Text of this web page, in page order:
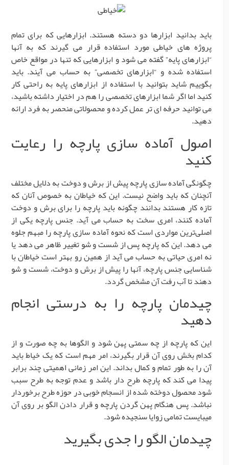
باید بدانید ابزارها دو دسته هستند. ابزارهایی که برای تمام
پروژه های خیاطی مورد استفاده قرار می گیرند که به آنها
“ابزارهای پایه” گفته می شود و ابزارهایی که تنها در مواقع خاص
استفاده شده و “ابزارهای تخصصی” به حساب می آیند. باید
بگوییم شاید بتوانید با استفاده از ابزارهای پایه به راحتی کار
کنید اما اگر شما ابزارهای تخصصی را هم در اختیار داشته باشید،
می توانید حرفه ای تر عمل کرده و محصولاتی منحصر به فرد ارائه
دهید.
اصول آماده سازی پارچه را رعایت
کنید
چگونگی آماده سازی پارچه پیش از برش و دوخت به دلایل مختلف
آنچنان که باید واضح نیست. این که خیاطان به خصوص آنان که
تازه کار هستند بدانند چگونه باید پارچه را برای برش و دوخت
آماده کنند، امری سخت به حساب می آید. جنس پارچه یکی از
اصلی‌ترین مواردی است که نحوه آماده سازی پارچه را مبهم جلوه
می دهد. این که پارچه پس از شست و شو تغییر ظاهر می دهد یا
نه امری حیاتی به حساب می آید از همین رو بهتر است خیاطان با
شناسایی جنس پارچه، آنها را پیش از برش و دوخت، شست و شو
دهند تا آب رفت آن مشخص گردد.
چیدمان پارچه را به درستی انجام
دهید
این که پارچه از چه سمتی پهن شود و الگوها به چه صورت و از
کدام بخش روی آن قرار بگیرند، امر مهم است که یک خیاط باید
آن را به طور تمام و کمال بداند. این امر زمانی اهمیتی چند برابر
پیدا می کند که پارچه طرح دار باشد و عدم توجه به طرح سبب
شود محصول دوخته شده از انسجام خوبی در حوزه طرح برخوردار
نباشد. پس هنگام پهن گردن پارچه و قرار دادن الگو بر روی آن
میبایست تمامی زوایا سنجیده شود.
چیدمان الگو را جدی بگیرید